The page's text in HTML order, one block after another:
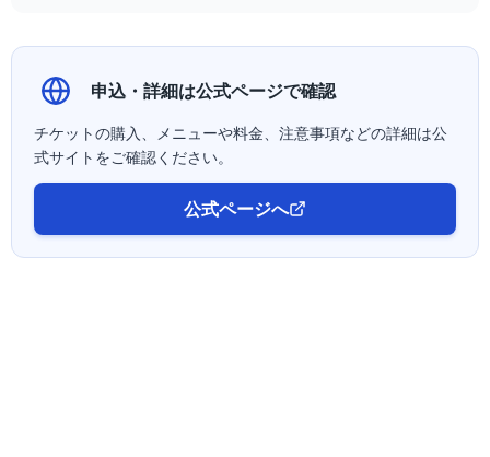
申込・詳細は公式ページで確認
チケットの購入、メニューや料金、注意事項などの詳細は公
式サイトをご確認ください。
公式ページへ